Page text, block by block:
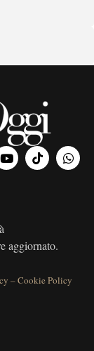
aggiornato.
–Cookie Policy